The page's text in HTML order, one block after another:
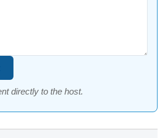
directly to the host.